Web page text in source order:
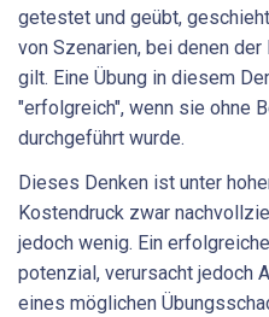
getestet und geübt,
von Szenarien, bei denen
gilt. Eine Übung in diesem
"erfolgreich", wenn sie ohne
durchgeführt wurde.
Dieses Denken ist unter
Kostendruck zwar
jedoch wenig. Ein
potenzial, verursacht jedoch
eines möglichen